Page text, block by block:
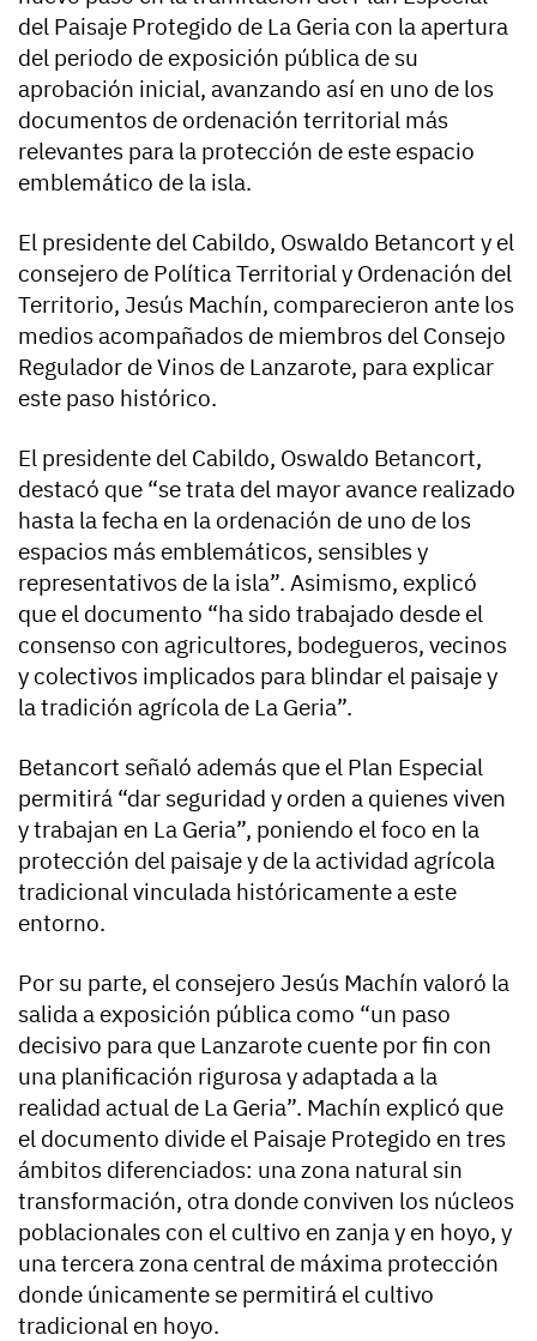
del Paisaje Protegido de La Geria con la apertura
del periodo de exposición pública de su
aprobación inicial, avanzando así en uno de los
documentos de ordenación territorial más
relevantes para la protección de este espacio
emblemático de la isla.
El presidente del Cabildo, Oswaldo Betancort y el
consejero de Política Territorial y Ordenación del
Territorio, Jesús Machín, comparecieron ante los
medios acompañados de miembros del Consejo
Regulador de Vinos de Lanzarote, para explicar
este paso histórico.
El presidente del Cabildo, Oswaldo Betancort,
destacó que “se trata del mayor avance realizado
hasta la fecha en la ordenación de uno de los
espacios más emblemáticos, sensibles y
representativos de la isla”. Asimismo, explicó
que el documento “ha sido trabajado desde el
consenso con agricultores, bodegueros, vecinos
y colectivos implicados para blindar el paisaje y
la tradición agrícola de La Geria”.
Betancort señaló además que el Plan Especial
permitirá “dar seguridad y orden a quienes viven
y trabajan en La Geria”, poniendo el foco en la
protección del paisaje y de la actividad agrícola
tradicional vinculada históricamente a este
entorno.
Por su parte, el consejero Jesús Machín valoró la
salida a exposición pública como “un paso
decisivo para que Lanzarote cuente por fin con
una planificación rigurosa y adaptada a la
realidad actual de La Geria”. Machín explicó que
el documento divide el Paisaje Protegido en tres
ámbitos diferenciados: una zona natural sin
transformación, otra donde conviven los núcleos
poblacionales con el cultivo en zanja y en hoyo, y
una tercera zona central de máxima protección
donde únicamente se permitirá el cultivo
tradicional en hoyo.